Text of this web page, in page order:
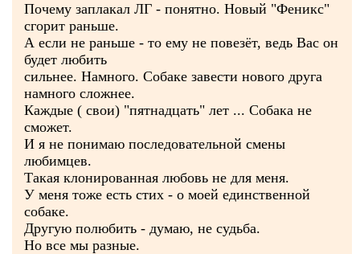
Почему заплакал ЛГ - понятно. Новый "Феникс"
сгорит раньше.
А если не раньше - то ему не повезёт, ведь Вас он
будет любить
сильнее. Намного. Собаке завести нового друга
намного сложнее.
Каждые ( свои) "пятнадцать" лет ... Собака не
сможет.
И я не понимаю последовательной смены
любимцев.
Такая клонированная любовь не для меня.
У меня тоже есть стих - о моей единственной
собаке.
Другую полюбить - думаю, не судьба.
Но все мы разные.